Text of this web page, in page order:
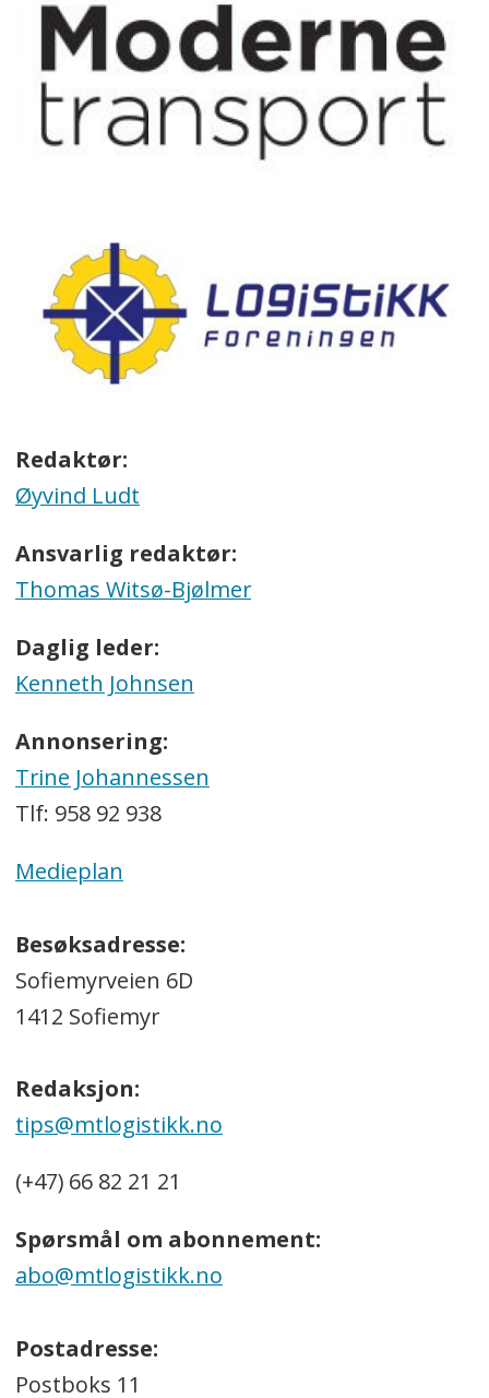
Redaktør:
Øyvind Ludt
Ansvarlig redaktør:
Thomas Witsø-Bjølmer
Daglig leder:
Kenneth Johnsen
Annonsering:
Trine Johannessen
Tlf: 958 92 938
Medieplan
Besøksadresse:
Sofiemyrveien 6D
1412 Sofiemyr
Redaksjon:
tips@mtlogistikk.no
(+47) 66 82 21 21
Spørsmål om abonnement:
abo@mtlogistikk.no
Postadresse:
Postboks 11